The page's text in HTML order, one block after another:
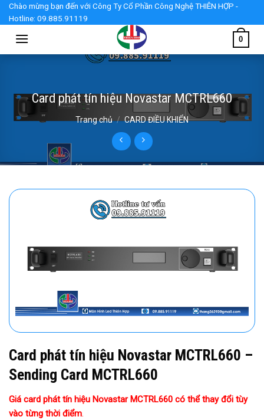
Skip
content
Chào mừng bạn đến với Công Ty Cổ Phần Công Nghệ THIÊN HỢP -
Hotline: 09.885.91119
0
Card phát tín hiệu Novastar MCTRL660
Trang chủ / CARD ĐIỀU KHIỂN
Card phát tín hiệu Novastar MCTRL660 –
Sending Card MCTRL660
Giá card phát tín hiệu Novastar MCTRL660 có thể thay đổi tùy
vào từng thời điểm.